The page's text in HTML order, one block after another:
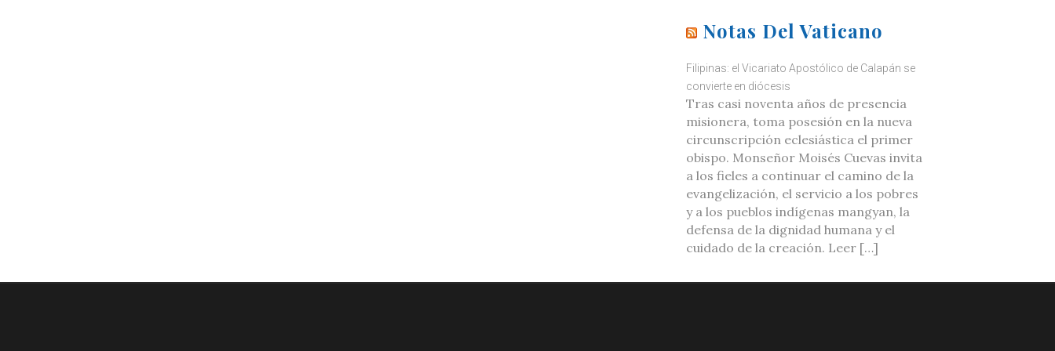
Notas Del Vaticano
Filipinas: el Vicariato Apostólico de Calapán se
convierte en diócesis
Tras casi noventa años de presencia
misionera, toma posesión en la nueva
circunscripción eclesiástica el primer
obispo. Monseñor Moisés Cuevas invita
a los fieles a continuar el camino de la
evangelización, el servicio a los pobres
y a los pueblos indígenas mangyan, la
defensa de la dignidad humana y el
cuidado de la creación. Leer […]